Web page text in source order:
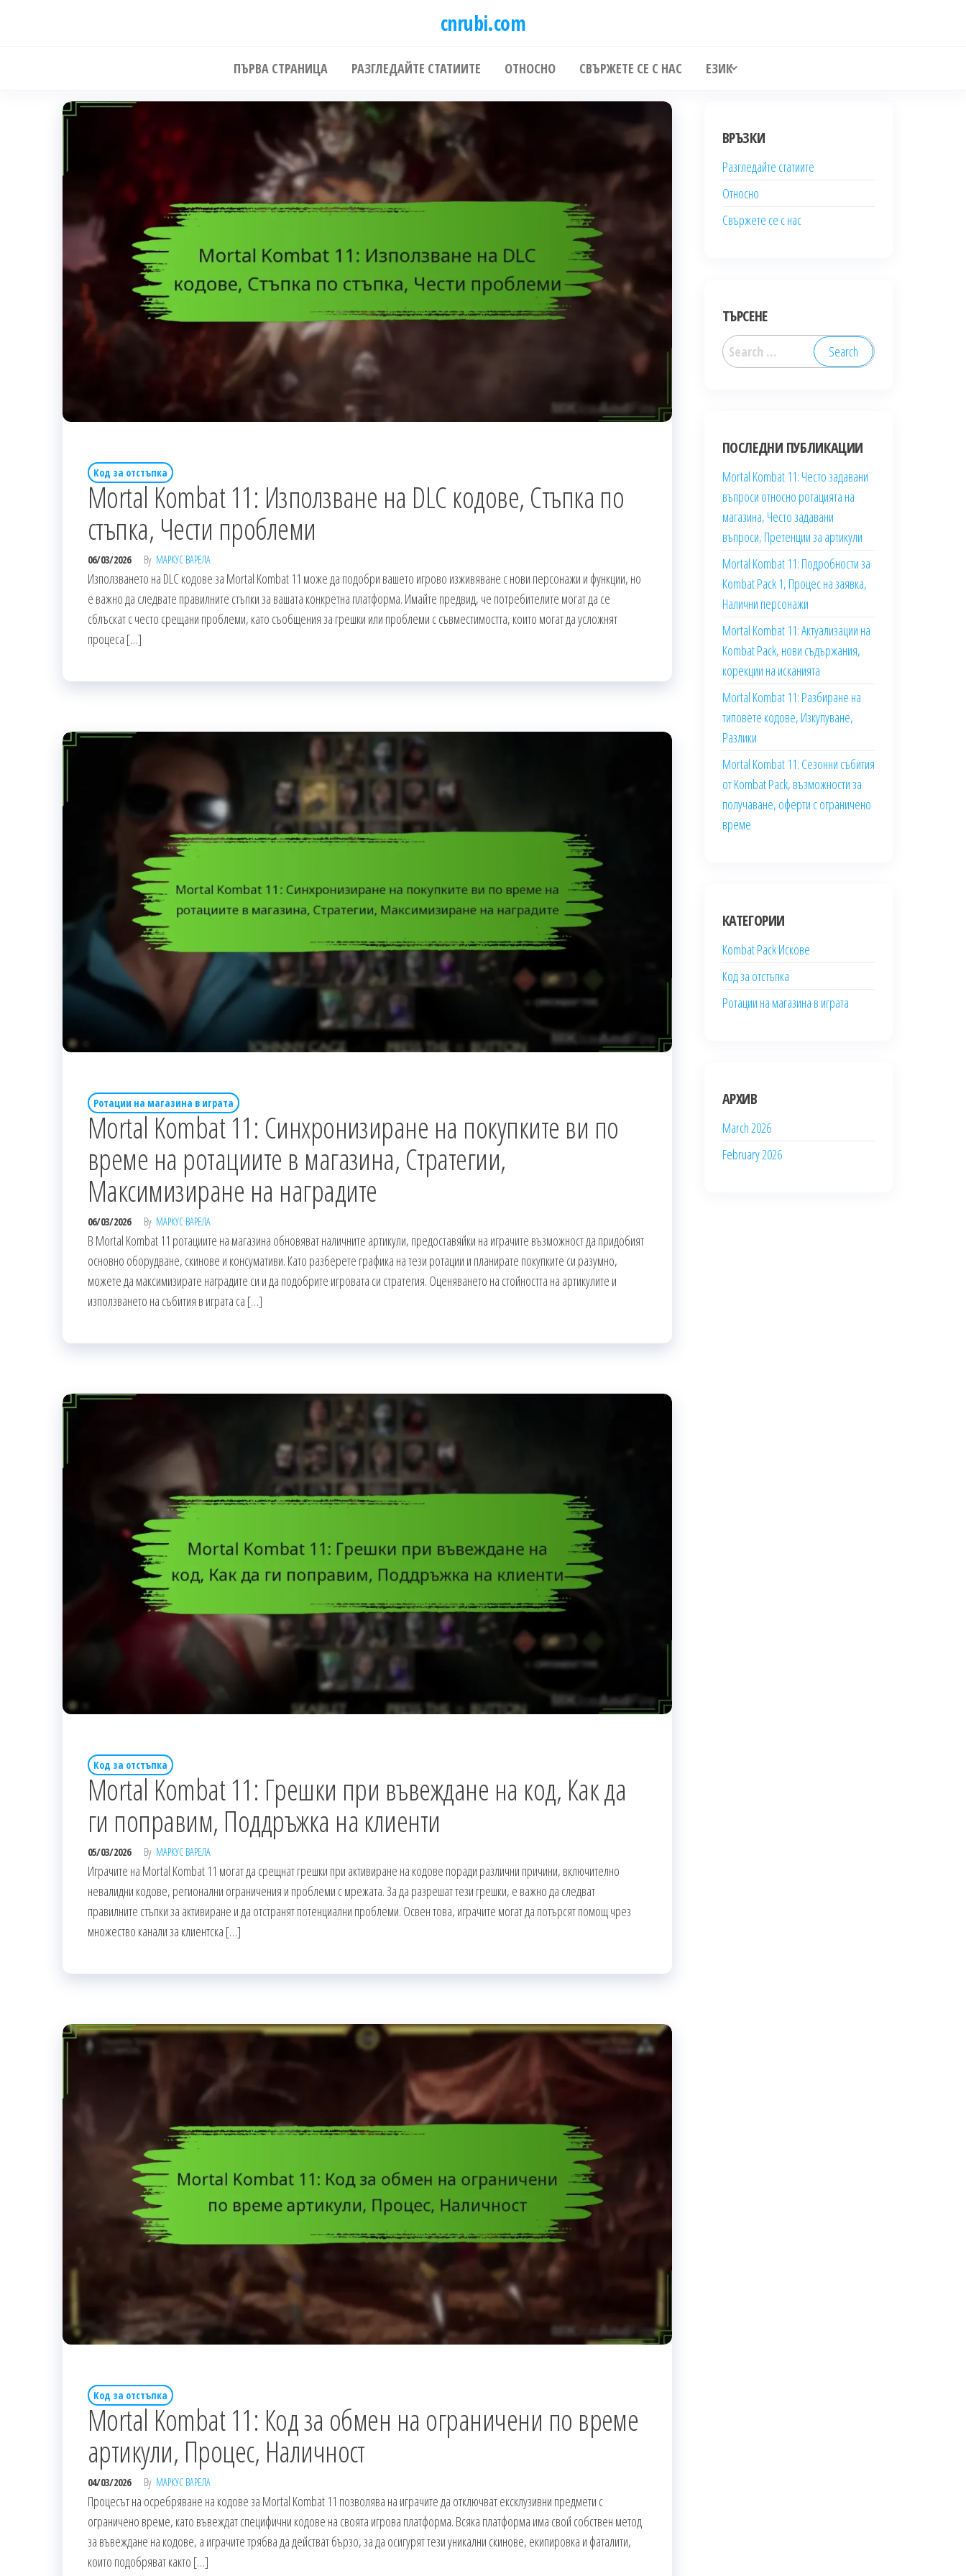
cnrubi.com
ПЪРВА СТРАНИЦА РАЗГЛЕДАЙТЕ СТАТИИТЕ ОТНОСНО СВЪРЖЕТЕ СЕ С НАС ЕЗИК
Код за отстъпка
Mortal Kombat 11: Използване на DLC кодове, Стъпка по
стъпка, Чести проблеми
06/03/2026 By МАРКУС ВАРЕЛА
Използването на DLC кодове за Mortal Kombat 11 може да подобри вашето игрово изживяване с нови персонажи и функции, но
е важно да следвате правилните стъпки за вашата конкретна платформа. Имайте предвид, че потребителите могат да се
сблъскат с често срещани проблеми, като съобщения за грешки или проблеми с съвместимостта, които могат да усложнят
процеса […]
Ротации на магазина в играта
Mortal Kombat 11: Синхронизиране на покупките ви по
време на ротациите в магазина, Стратегии,
Максимизиране на наградите
06/03/2026 By МАРКУС ВАРЕЛА
В Mortal Kombat 11 ротациите на магазина обновяват наличните артикули, предоставяйки на играчите възможност да придобият
основно оборудване, скинове и консумативи. Като разберете графика на тези ротации и планирате покупките си разумно,
можете да максимизирате наградите си и да подобрите игровата си стратегия. Оценяването на стойността на артикулите и
използването на събития в играта са […]
Код за отстъпка
Mortal Kombat 11: Грешки при въвеждане на код, Как да
ги поправим, Поддръжка на клиенти
05/03/2026 By МАРКУС ВАРЕЛА
Играчите на Mortal Kombat 11 могат да срещнат грешки при активиране на кодове поради различни причини, включително
невалидни кодове, регионални ограничения и проблеми с мрежата. За да разрешат тези грешки, е важно да следват
правилните стъпки за активиране и да отстранят потенциални проблеми. Освен това, играчите могат да потърсят помощ чрез
множество канали за клиентска […]
Код за отстъпка
Mortal Kombat 11: Код за обмен на ограничени по време
артикули, Процес, Наличност
04/03/2026 By МАРКУС ВАРЕЛА
Процесът на осребряване на кодове за Mortal Kombat 11 позволява на играчите да отключват ексклузивни предмети с
ограничено време, като въвеждат специфични кодове на своята игрова платформа. Всяка платформа има свой собствен метод
за въвеждане на кодове, а играчите трябва да действат бързо, за да осигурят тези уникални скинове, екипировка и фаталити,
които подобряват както […]
ВРЪЗКИ
Разгледайте статиите
Относно
Свържете се с нас
ТЪРСЕНЕ
Search
for:
ПОСЛЕДНИ ПУБЛИКАЦИИ
Mortal Kombat 11: Често задавани
въпроси относно ротацията на
магазина, Често задавани
въпроси, Претенции за артикули
Mortal Kombat 11: Подробности за
Kombat Pack 1, Процес на заявка,
Налични персонажи
Mortal Kombat 11: Актуализации на
Kombat Pack, нови съдържания,
корекции на исканията
Mortal Kombat 11: Разбиране на
типовете кодове, Изкупуване,
Разлики
Mortal Kombat 11: Сезонни събития
от Kombat Pack, възможности за
получаване, оферти с ограничено
време
КАТЕГОРИИ
Kombat Pack Искове
Код за отстъпка
Ротации на магазина в играта
АРХИВ
March 2026
February 2026